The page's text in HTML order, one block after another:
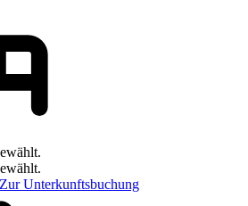
Zur Unterkunftsbuchung